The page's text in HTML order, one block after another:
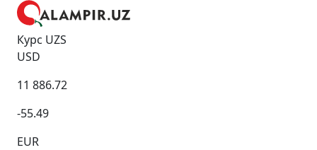
Курс UZS
USD
11 886.72
-55.49
EUR